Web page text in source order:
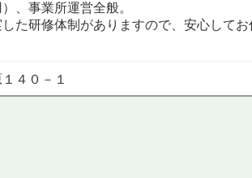
、事業所運営全般。
た研修体制がありますので、安心して
４０－１